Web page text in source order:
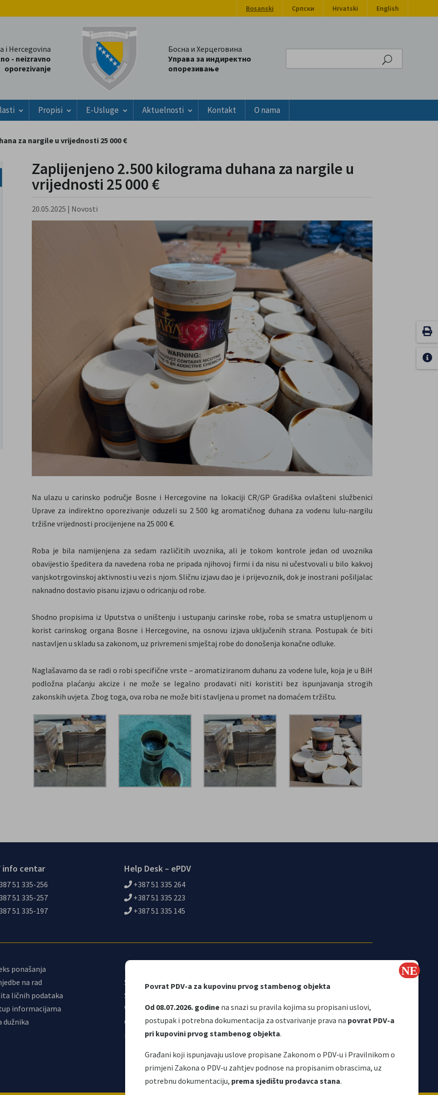
Povrat PDV-a za kupovinu prvog stambenog objekta
Od 08.07.2026. godine na snazi su pravila kojima su propisani uslovi,
postupak i potrebna dokumentacija za ostvarivanje prava na povrat PDV-a
pri kupovini prvog stambenog objekta.
Građani koji ispunjavaju uslove propisane Zakonom o PDV-u i Pravilnikom o
primjeni Zakona o PDV-u zahtjev podnose na propisanim obrascima, uz
potrebnu dokumentaciju, prema sjedištu prodavca stana.
Bosanski Српски Hrvatski English
i Hercegovina
- neizravno
oporezivanje
Босна и Херцеговина
Управа за индиректно
опорезивање
Propisi E-Usluge Aktuelnosti Kontakt O nama
za nargile u vrijednosti 25 000 €
Zaplijenjeno 2.500 kilograma duhana za nargile u
vrijednosti 25 000 €
20.05.2025 | Novosti
Na ulazu u carinsko područje Bosne i Hercegovine na lokaciji CR/GP Gradiška ovlašteni službenici
Uprave za indirektno oporezivanje oduzeli su 2 500 kg aromatičnog duhana za vodenu lulu-nargilu
tržišne vrijednosti procijenjene na 25 000 €.
Roba je bila namijenjena za sedam različitih uvoznika, ali je tokom kontrole jedan od uvoznika
obavijestio špeditera da navedena roba ne pripada njihovoj firmi i da nisu ni učestvovali u bilo kakvoj
vanjskotrgovinskoj aktivnosti u vezi s njom. Sličnu izjavu dao je i prijevoznik, dok je inostrani pošiljalac
naknadno dostavio pisanu izjavu o odricanju od robe.
Shodno propisima iz Uputstva o uništenju i ustupanju carinske robe, roba se smatra ustupljenom u
korist carinskog organa Bosne i Hercegovine, na osnovu izjava uključenih strana. Postupak će biti
nastavljen u skladu sa zakonom, uz privremeni smještaj robe do donošenja konačne odluke.
Naglašavamo da se radi o robi specifične vrste – aromatiziranom duhanu za vodene lule, koja je u BiH
podložna plaćanju akcize i ne može se legalno prodavati niti koristiti bez ispunjavanja strogih
zakonskih uvjeta. Zbog toga, ova roba ne može biti stavljena u promet na domaćem tržištu.
info centar
51 335-256
51 335-257
51 335-197
Help Desk – ePDV
+387 51 335 264
+387 51 335 223
+387 51 335 145
ponašanja
na rad
ličnih podataka
informacijama
dužnika
Upravni odbor
Sindikat UIO
Samostalni sindikat UIO
Webmail
Odjeljenje za
makroekonomsku analizu
Korisni linkovi